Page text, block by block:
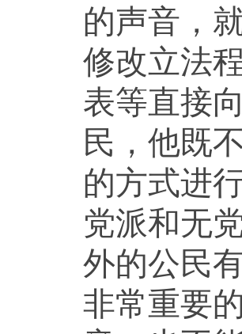
的声音，
修改立法
表等直接
民，他既
的方式进
党派和无
外的公民
非常重要